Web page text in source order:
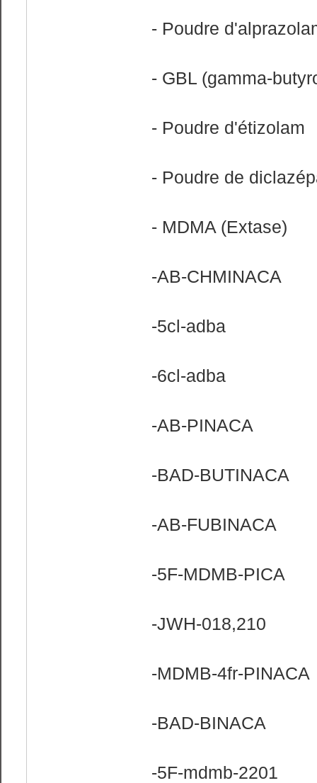
- Poudre
- GBL (gamma-
- Poudre d'étizolam
- Poudre de
- MDMA (Extase)
-AB-CHMINACA
-5cl-adba
-6cl-adba
-AB-PINACA
-BAD-BUTINACA
-AB-FUBINACA
-5F-MDMB-PICA
-JWH-018,210
-MDMB-4fr-PINACA
-BAD-BINACA
-5F-mdmb-2201